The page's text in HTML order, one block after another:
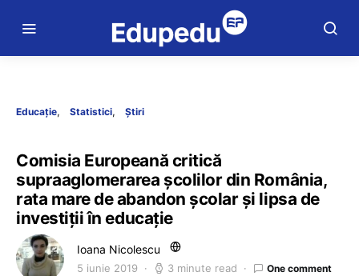
Educație Statistici Știri
Comisia Europeană critică
supraaglomerarea școlilor din România,
rata mare de abandon școlar și lipsa de
investiții în educație
Ioana Nicolescu
5 iunie 2019 3 minute read One comment